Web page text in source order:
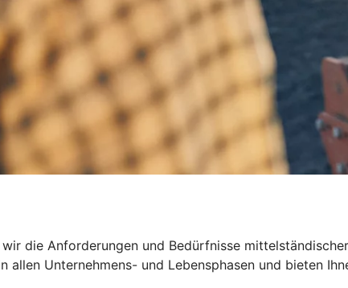
die Anforderungen und Bedürfnisse
allen Unternehmens- und Lebensphasen und bieten